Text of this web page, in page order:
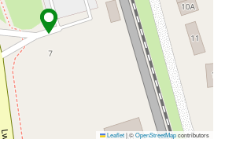
Leaflet|©OpenStreetMapcontributors